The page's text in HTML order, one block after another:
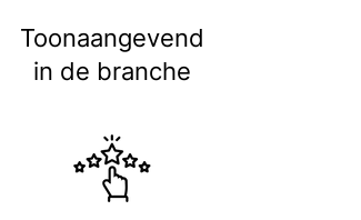
Toonaangevend
in de branche